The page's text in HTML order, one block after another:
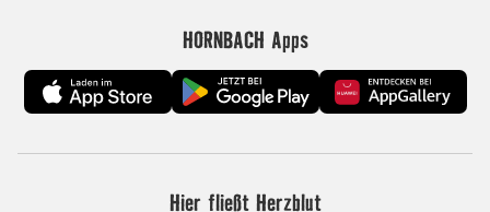
HORNBACH Apps
Hier fließt Herzblut